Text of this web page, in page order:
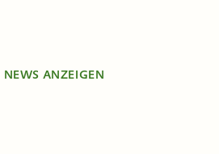
NEWS ANZEIGEN